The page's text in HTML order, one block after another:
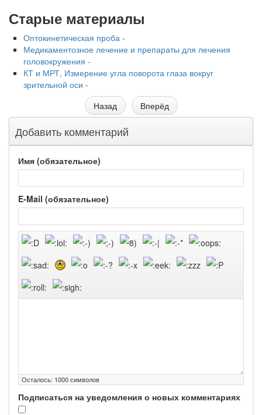
Старые материалы
Оптокинетическая проба -
Медикаментозное лечение и препараты для лечения
головокружения -
КТ и МРТ, Измерение угла поворота глаза вокруг
зрительной оси -
Назад
Вперёд
Добавить комментарий
Имя (обязательное)
E-Mail (обязательное)
Осталось: 1000символов
Подписаться на уведомления о новых комментариях